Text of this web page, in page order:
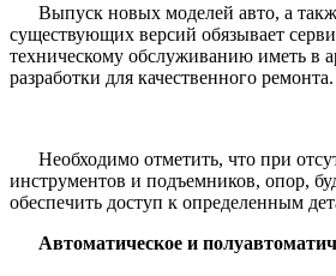
Выпуск новых моделей авто, а
существующих версий обязывает
техническому обслуживанию иметь в
разработки для качественного ремонта.
Необходимо отметить, что при
инструментов и подъемников, опор,
обеспечить доступ к определенным
Автоматическое и